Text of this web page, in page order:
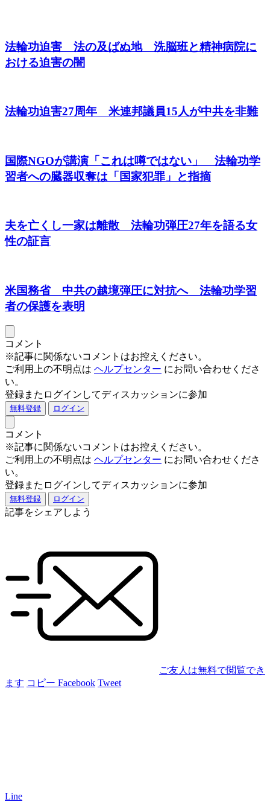
法輪功迫害 法の及ばぬ地 洗脳班と精神病院に
おける迫害の闇
法輪功迫害27周年 米連邦議員15人が中共を非難
国際NGOが講演「これは噂ではない」 法輪功学
習者への臓器収奪は「国家犯罪」と指摘
夫を亡くし一家は離散 法輪功弾圧27年を語る女
性の証言
米国務省 中共の越境弾圧に対抗へ 法輪功学習
者の保護を表明
コメント
※記事に関係ないコメントはお控えください。
ご利用上の不明点は ヘルプセンター にお問い合わせくださ
い。
登録またログインしてディスカッションに参加
無料登録 ログイン
コメント
※記事に関係ないコメントはお控えください。
ご利用上の不明点は ヘルプセンター にお問い合わせくださ
い。
登録またログインしてディスカッションに参加
無料登録 ログイン
記事をシェアしよう
ご友人は無料で閲覧でき
ます コピー Facebook Tweet
Line